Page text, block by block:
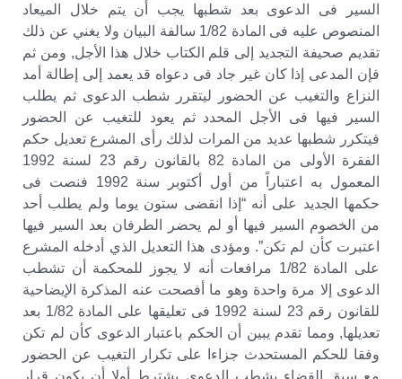
السير فى الدعوى بعد شطبها يجب أن يتم خلال الميعاد
المنصوص عليه فى المادة 1/82 سالفة البيان ولا يغني عن ذلك
تقديم صحيفة التجديد إلى قلم الكتاب خلال هذا الأجل, ومن ثم
فإن المدعى إذا كان غير جاد فى دعواه قد يعمد إلى إطالة أمد
النزاع والتغيب عن الحضور ليتقرر شطب الدعوى ثم يطلب
السير فيها فى الأجل المحدد ثم يعود للتغيب عن الحضور
فيتكرر شطبها عديد من المرات لذلك رأى المشرع تعديل حكم
الفقرة الأولى من المادة 82 بالقانون رقم 23 لسنة 1992
المعمول به اعتباراً من أول أكتوبر سنة 1992 فنصت فى
حكمها الجديد على أنه “إذا انقضى ستون يوما ولم يطلب أحد
من الخصوم السير فيها أو لم يحضر الطرفان بعد السير فيها
اعتبرت كأن لم تكن”. ومؤدى هذا التعديل الذي أدخله المشرع
على المادة 1/82 مرافعات أنه لا يجوز للمحكمة أن تشطب
الدعوى إلا مرة واحدة وهو ما أفصحت عنه المذكرة الإيضاحية
للقانون رقم 23 لسنة 1992 فى تعليقها على المادة 1/82 بعد
تعديلها, ومما تقدم يبين أن الحكم باعتبار الدعوى كأن لم تكن
وفقا للحكم المستحدث جزاءا على تكرار التغيب عن الحضور
مع سبق القضاء بشطب الدعوى يشترط أولا أن يكون قرار